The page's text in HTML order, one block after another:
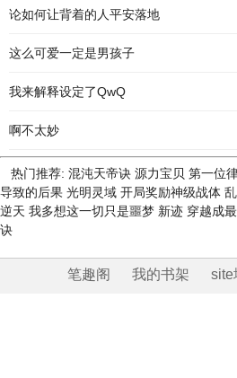
论如何让背着的人平安落地
这么可爱一定是男孩子
我来解释设定了QwQ
啊不太妙
热门推荐: 混沌天帝诀 源力宝贝 第一位
导致的后果 光明灵域 开局奖励神级战体
逆天 我多想这一切只是噩梦 新迹 穿越成
诀
笔趣阁 我的书架 site